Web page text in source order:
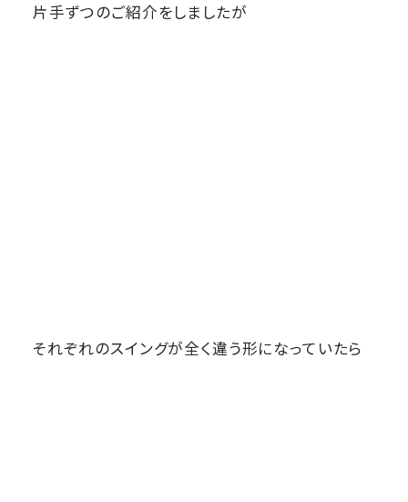
片手ずつのご紹介をしましたが
それぞれのスイングが全く違う形になっていたら